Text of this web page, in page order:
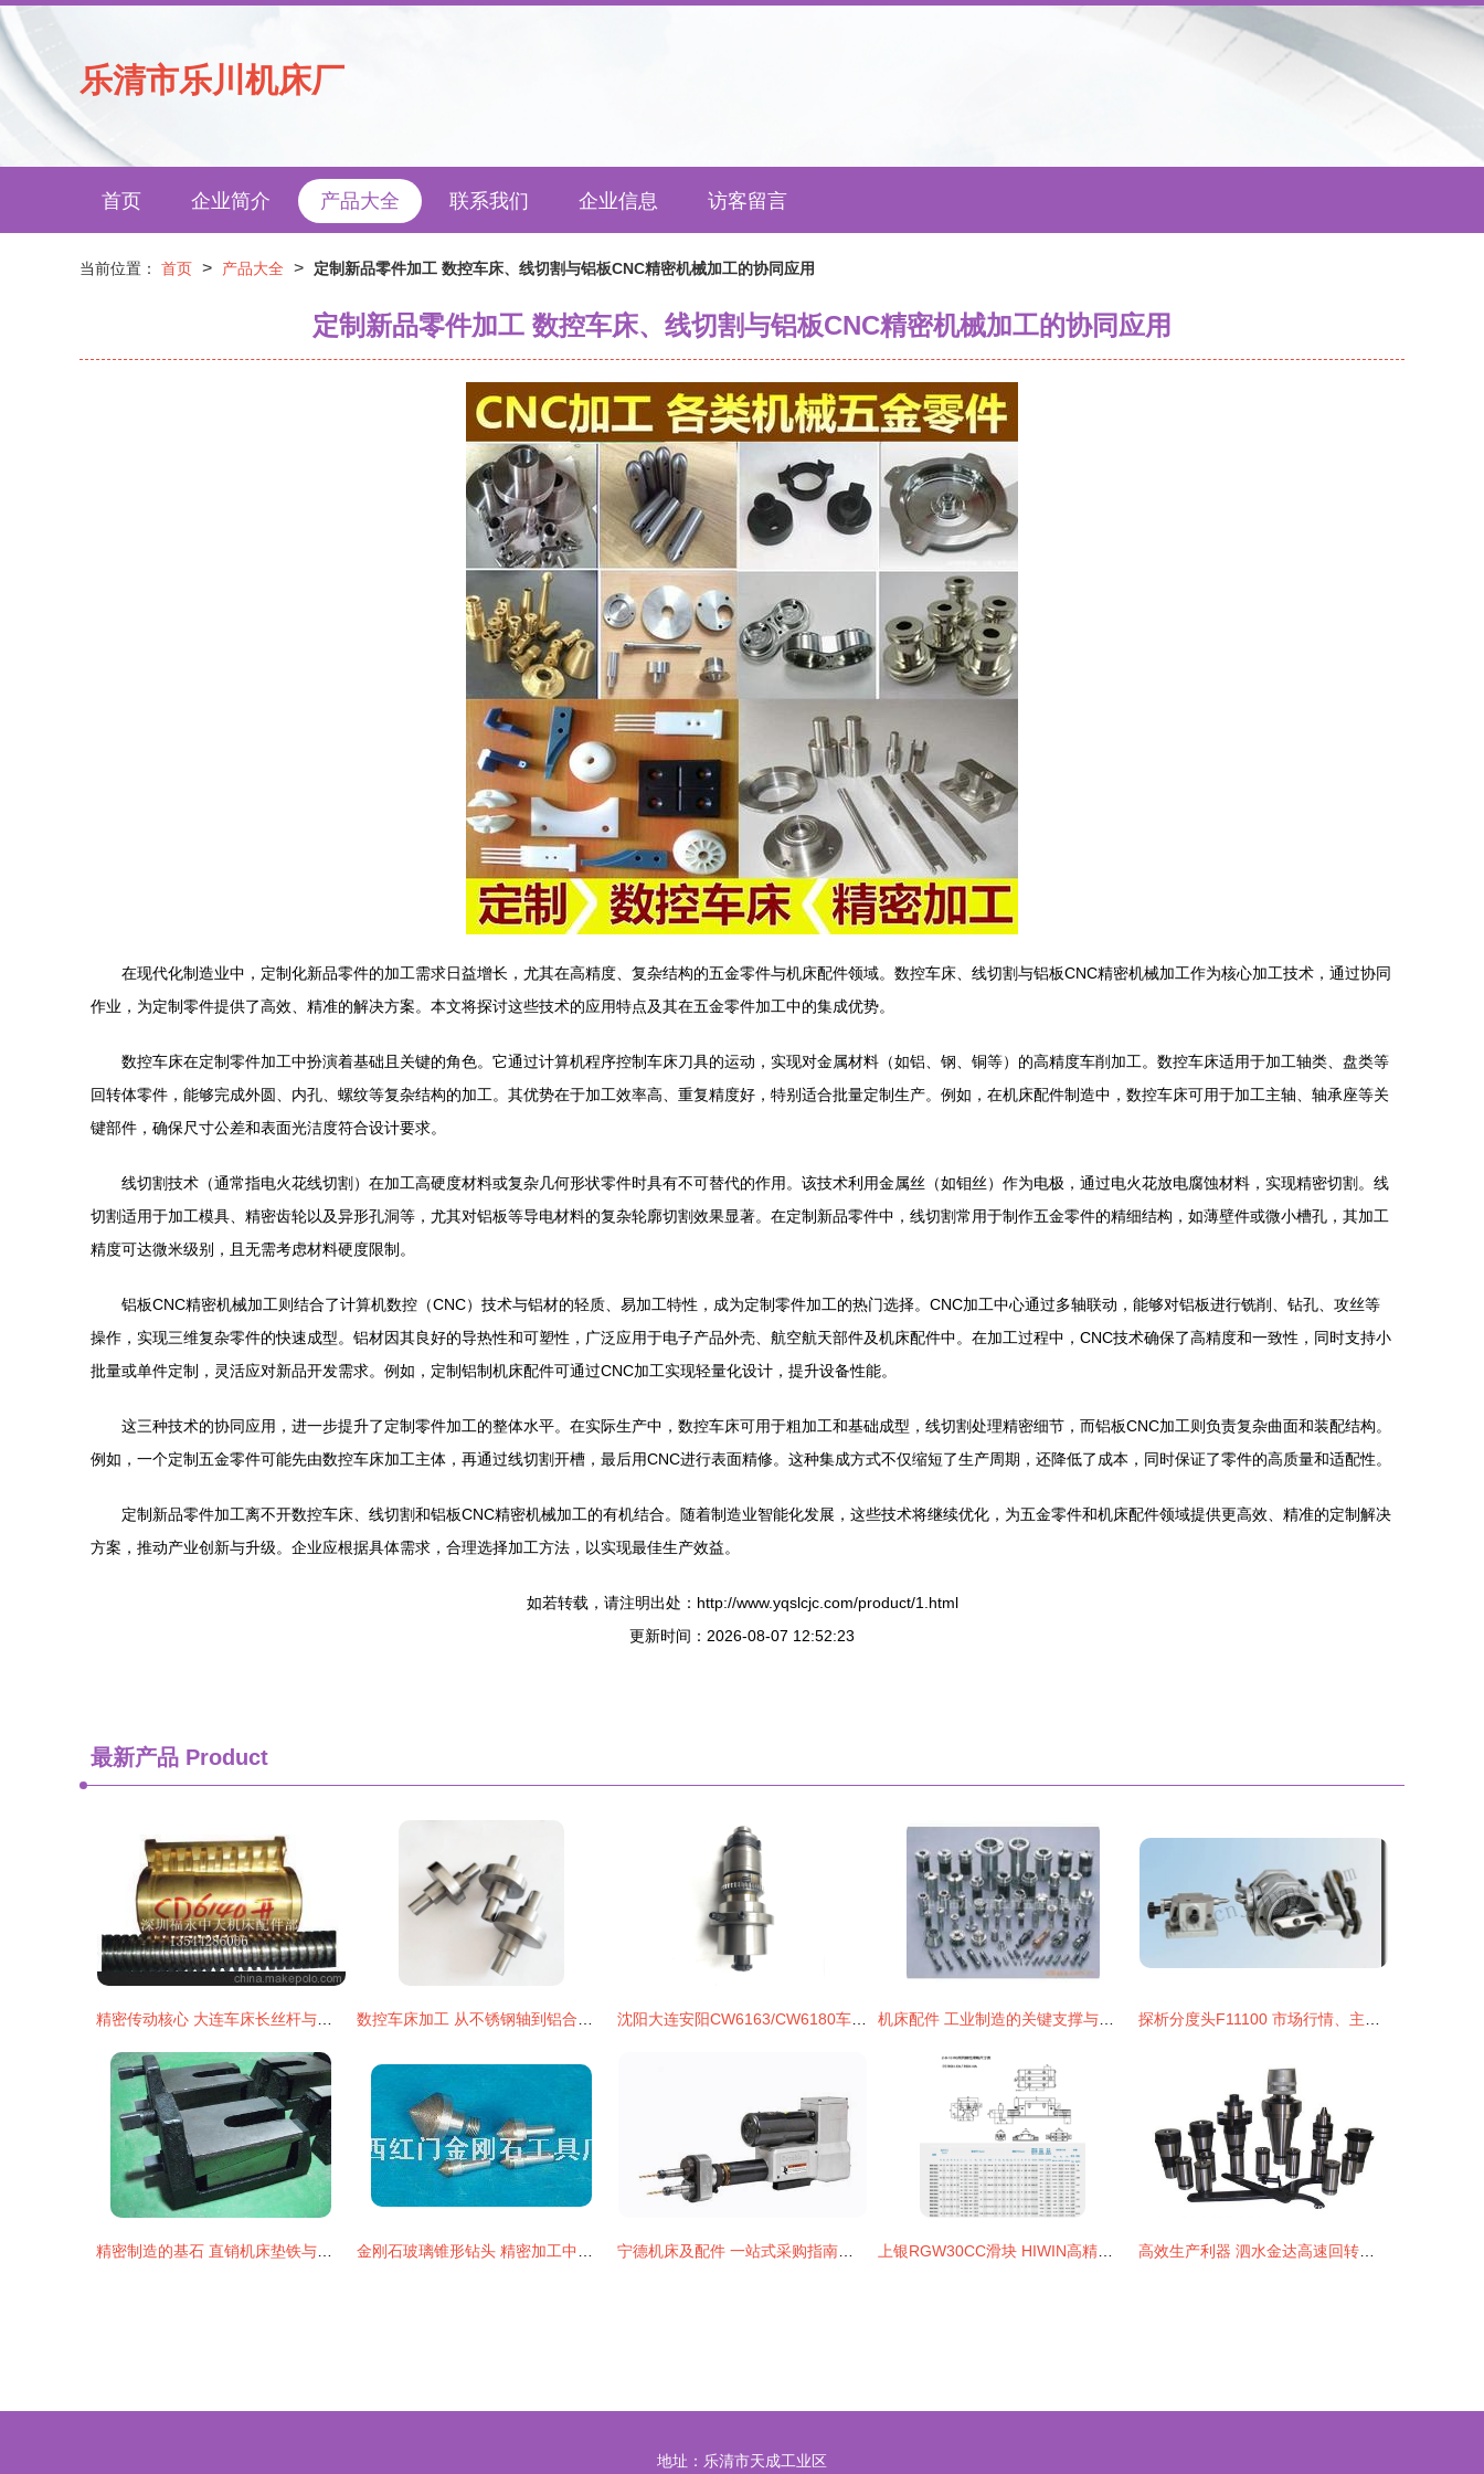
乐清市乐川机床厂
首页 企业简介 产品大全 联系我们 企业信息 访客留言
当前位置： 首页 > 产品大全 > 定制新品零件加工 数控车床、线切割与铝板CNC精密机械加工的协同应用
定制新品零件加工 数控车床、线切割与铝板CNC精密机械加工的协同应用
在现代化制造业中，定制化新品零件的加工需求日益增长，尤其在高精度、复杂结构的五金零件与机床配件领域。数控车床、线切割与铝板CNC精密机械加工作为核心加工技术，通过协同
作业，为定制零件提供了高效、精准的解决方案。本文将探讨这些技术的应用特点及其在五金零件加工中的集成优势。
数控车床在定制零件加工中扮演着基础且关键的角色。它通过计算机程序控制车床刀具的运动，实现对金属材料（如铝、钢、铜等）的高精度车削加工。数控车床适用于加工轴类、盘类等
回转体零件，能够完成外圆、内孔、螺纹等复杂结构的加工。其优势在于加工效率高、重复精度好，特别适合批量定制生产。例如，在机床配件制造中，数控车床可用于加工主轴、轴承座等关
键部件，确保尺寸公差和表面光洁度符合设计要求。
线切割技术（通常指电火花线切割）在加工高硬度材料或复杂几何形状零件时具有不可替代的作用。该技术利用金属丝（如钼丝）作为电极，通过电火花放电腐蚀材料，实现精密切割。线
切割适用于加工模具、精密齿轮以及异形孔洞等，尤其对铝板等导电材料的复杂轮廓切割效果显著。在定制新品零件中，线切割常用于制作五金零件的精细结构，如薄壁件或微小槽孔，其加工
精度可达微米级别，且无需考虑材料硬度限制。
铝板CNC精密机械加工则结合了计算机数控（CNC）技术与铝材的轻质、易加工特性，成为定制零件加工的热门选择。CNC加工中心通过多轴联动，能够对铝板进行铣削、钻孔、攻丝等
操作，实现三维复杂零件的快速成型。铝材因其良好的导热性和可塑性，广泛应用于电子产品外壳、航空航天部件及机床配件中。在加工过程中，CNC技术确保了高精度和一致性，同时支持小
批量或单件定制，灵活应对新品开发需求。例如，定制铝制机床配件可通过CNC加工实现轻量化设计，提升设备性能。
这三种技术的协同应用，进一步提升了定制零件加工的整体水平。在实际生产中，数控车床可用于粗加工和基础成型，线切割处理精密细节，而铝板CNC加工则负责复杂曲面和装配结构。
例如，一个定制五金零件可能先由数控车床加工主体，再通过线切割开槽，最后用CNC进行表面精修。这种集成方式不仅缩短了生产周期，还降低了成本，同时保证了零件的高质量和适配性。
定制新品零件加工离不开数控车床、线切割和铝板CNC精密机械加工的有机结合。随着制造业智能化发展，这些技术将继续优化，为五金零件和机床配件领域提供更高效、精准的定制解决
方案，推动产业创新与升级。企业应根据具体需求，合理选择加工方法，以实现最佳生产效益。
如若转载，请注明出处：http://www.yqslcjc.com/product/1.html
更新时间：2026-08-07 12:52:23
最新产品 Product
地址：乐清市天成工业区